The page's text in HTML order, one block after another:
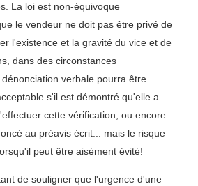
La loi est non-équivoque
le vendeur ne doit pas être privé de
l'existence et la gravité du vice et de
dans des circonstances
verbale pourra être
s'il est démontré qu'elle a
cette vérification, ou encore
au préavis écrit... mais le risque
peut être aisément évité!
de souligner que l'urgence d'une